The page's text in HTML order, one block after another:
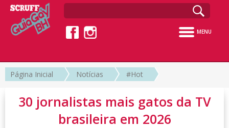
MENU
Página Inicial Notícias #Hot
30 jornalistas mais gatos da TV
brasileira em 2026